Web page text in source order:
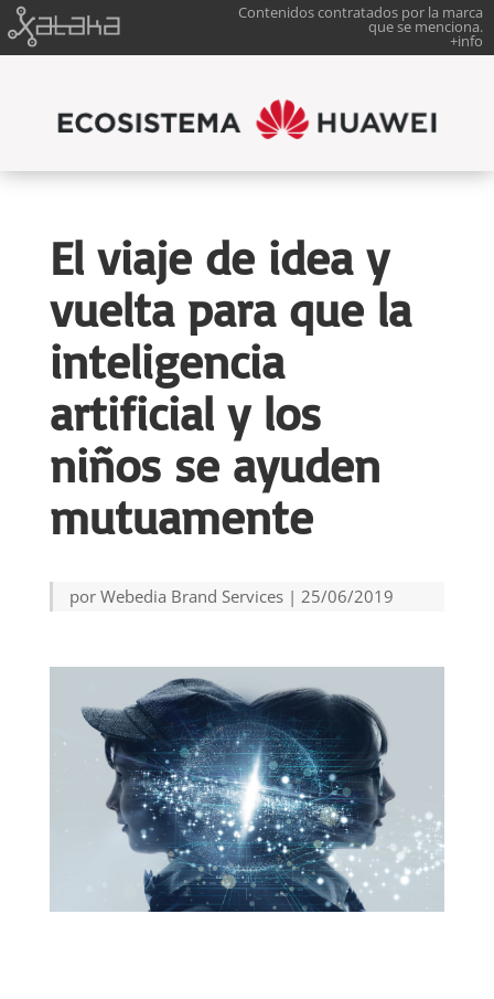
Contenidos contratados por la marca
que se menciona.
+info
El viaje de idea y
vuelta para que la
inteligencia
artificial y los
niños se ayuden
mutuamente
por Webedia Brand Services| 25/06/2019